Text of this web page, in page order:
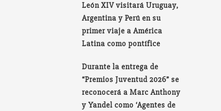
León XIV visitará Uruguay,
Argentina y Perú en su
primer viaje a América
Latina como pontífice
Durante la entrega de
“Premios Juventud 2026” se
reconocerá a Marc Anthony
y Yandel como ‘Agentes de